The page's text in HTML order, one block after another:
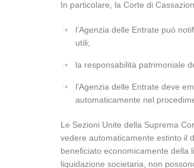
In particolare, la Corte di
l’Agenzia delle Entrate può
utili;
la responsabilità patrimoniale
l’Agenzia delle Entrate deve
automaticamente nel
Le Sezioni Unite della Suprema
vedere automaticamente estinto il
beneficiato economicamente della
liquidazione societaria, non